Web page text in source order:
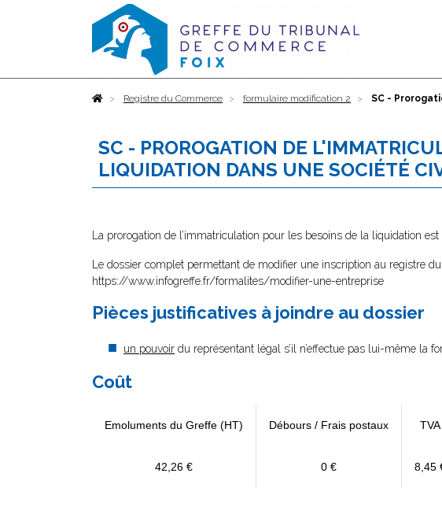
AccueilRegistre du Commerce formulaire modification 2 SC -
SC - PROROGATION DE
LIQUIDATION DANS UNE SOCIÉTÉ
La prorogation de l’immatriculation pour les besoins de la liquidation
Le dossier complet permettant de modifier une inscription au registre
https://www.infogreffe.fr/formalites/modifier-une-entreprise
Pièces justificatives à joindre au dossier
un pouvoir du représentant légal s’il n’effectue pas lui-même la
Coût
Emoluments du Greffe (HT) Débours / Frais postaux TVA
42,26 € 0 € 8,45